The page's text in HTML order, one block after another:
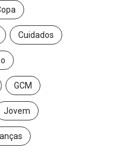
Cuidados
GCM
Jovem